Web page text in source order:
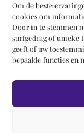
Om de beste
cookies om
Door in te stemmen
surfgedrag of unieke
geeft of uw
bepaalde functies en